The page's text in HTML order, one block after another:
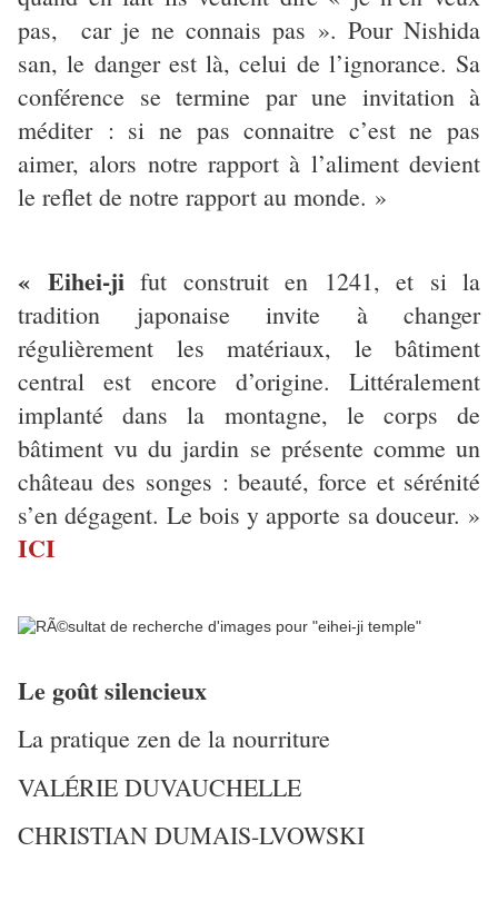
pas, car je ne connais pas ». Pour Nishida
san, le danger est là, celui de l’ignorance. Sa
conférence se termine par une invitation à
méditer : si ne pas connaitre c’est ne pas
aimer, alors notre rapport à l’aliment devient
le reflet de notre rapport au monde. »
« Eihei-ji fut construit en 1241, et si la
tradition japonaise invite à changer
régulièrement les matériaux, le bâtiment
central est encore d’origine. Littéralement
implanté dans la montagne, le corps de
bâtiment vu du jardin se présente comme un
château des songes : beauté, force et sérénité
s’en dégagent. Le bois y apporte sa douceur. »
ICI
Le goût silencieux
La pratique zen de la nourriture
VALÉRIE DUVAUCHELLE
CHRISTIAN DUMAIS-LVOWSKI